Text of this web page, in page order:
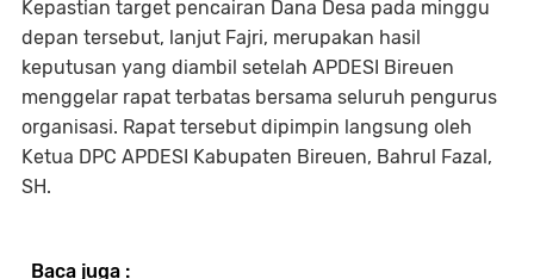
Kepastian target pencairan Dana Desa pada minggu
depan tersebut, lanjut Fajri, merupakan hasil
keputusan yang diambil setelah APDESI Bireuen
menggelar rapat terbatas bersama seluruh pengurus
organisasi. Rapat tersebut dipimpin langsung oleh
Ketua DPC APDESI Kabupaten Bireuen, Bahrul Fazal,
SH.
Baca juga :